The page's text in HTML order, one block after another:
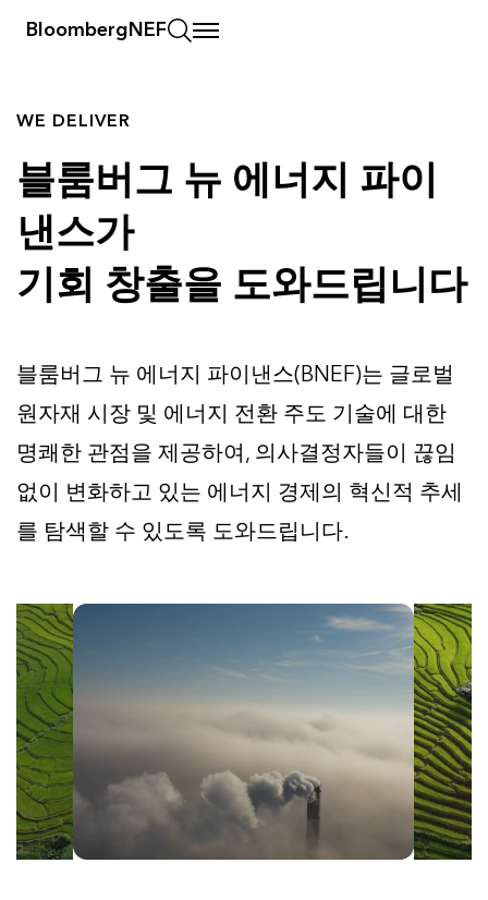
BloombergNEF
WE DELIVER
블룸버그 뉴 에너지 파이
낸스가
기회 창출을 도와드립니다
블룸버그 뉴 에너지 파이낸스(BNEF)는 글로벌
원자재 시장 및 에너지 전환 주도 기술에 대한
명쾌한 관점을 제공하여, 의사결정자들이 끊임
없이 변화하고 있는 에너지 경제의 혁신적 추세
를 탐색할 수 있도록 도와드립니다.